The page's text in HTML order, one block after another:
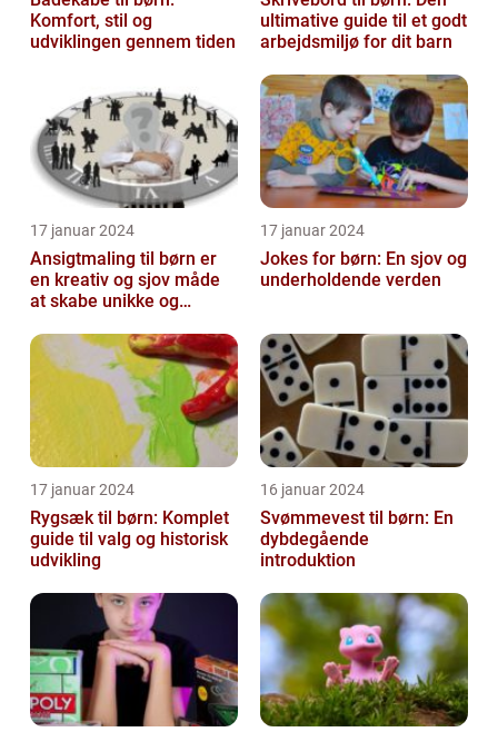
Komfort, stil og
udviklingen gennem tiden
ultimative guide til et godt
arbejdsmiljø for dit barn
17 januar 2024
Ansigtmaling til børn er
en kreativ og sjov måde
at skabe unikke og
17 januar 2024
Jokes for børn: En sjov og
underholdende verden
17 januar 2024
Rygsæk til børn: Komplet
guide til valg og historisk
udvikling
16 januar 2024
Svømmevest til børn: En
dybdegående
introduktion